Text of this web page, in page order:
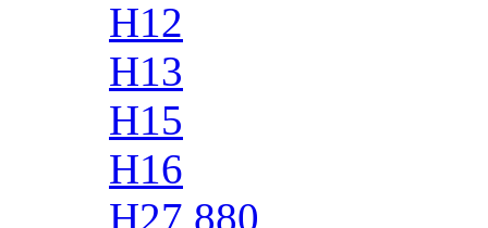
H12
H13
H15
H16
H27 880